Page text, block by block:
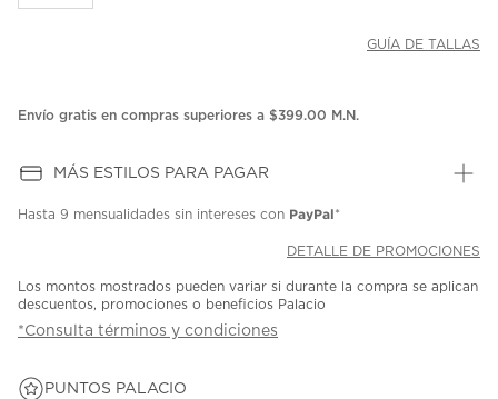
GUÍA DE TALLAS
Envío gratis en compras superiores a $399.00 M.N.
MÁS ESTILOS PARA PAGAR
Hasta 9 mensualidades sin intereses con PayPal*
DETALLE DE PROMOCIONES
Los montos mostrados pueden variar si durante la compra se aplican
descuentos, promociones o beneficios Palacio
*Consulta términos y condiciones
PUNTOS PALACIO